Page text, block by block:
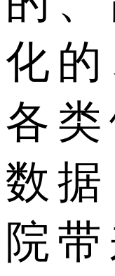
化
各
数
院